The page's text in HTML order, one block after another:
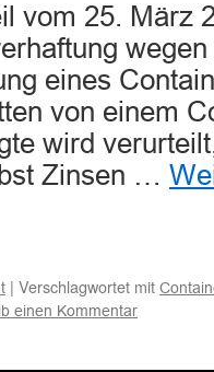
vom 25. März
eines
von einem
wird
Zinsen …
| Verschlagwortet mit
einen Kommentar